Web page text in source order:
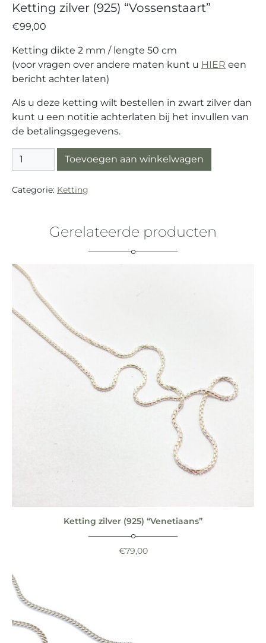
Ketting zilver (925) “Vossenstaart”
€99,00
Ketting dikte 2 mm / lengte 50 cm
(voor vragen over andere maten kunt u HIER een
bericht achter laten)
Als u deze ketting wilt bestellen in zwart zilver dan
kunt u een notitie achterlaten bij het invullen van
de betalingsgegevens.
Ketting zilver (925) "Vossenstaart" aantal
Toevoegen aan winkelwagen
Categorie: Ketting
Gerelateerde producten
Ketting zilver (925) “Venetiaans”
€79,00